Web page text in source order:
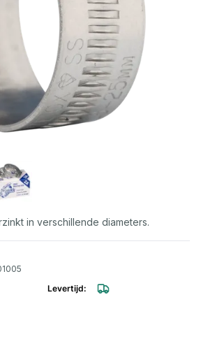
in verschillende diameters.
verzinkt 9-12mm